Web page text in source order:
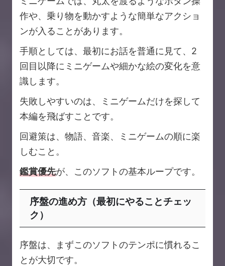
作や、乗り物を動かすような簡単なアクショ
ンが入ることがあります。
手順としては、最初にお話を普通に見て、2
回目以降にミニゲームや細かな絵の変化を意
識します。
失敗しやすいのは、ミニゲームだけを探して
本編を飛ばすことです。
回避策は、物語、音楽、ミニゲームの順に楽
しむこと。
鑑賞優先が、このソフトの基本ループです。
序盤の進め方（最初にやることチェッ
ク）
序盤は、まずこのソフトのテンポに慣れるこ
とが大切です。